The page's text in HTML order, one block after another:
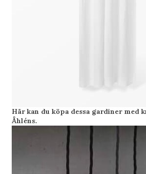
Här kan du köpa dessa gardiner med
Åhléns.